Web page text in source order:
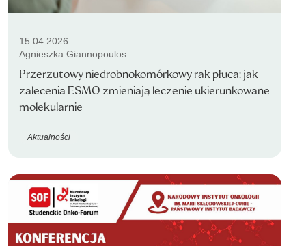
15.04.2026
Agnieszka Giannopoulos
Przerzutowy niedrobnokomórkowy rak płuca: jak
zalecenia ESMO zmieniają leczenie ukierunkowane
molekularnie
Aktualności